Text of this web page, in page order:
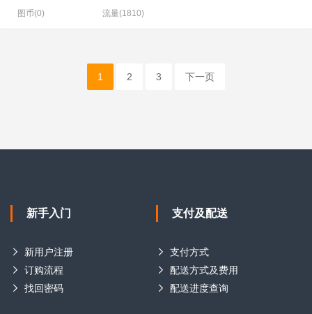
图币(0) 流量(1810)
1 2 3 下一页
新手入门
新用户注册
订购流程
找回密码
支付及配送
支付方式
配送方式及费用
配送进度查询